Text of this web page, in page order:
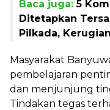
Baca juga:5
Ditetapkan
Pilkada,
Masyarakat
pembelajaran
dan menjunjung
Tindakan tegas